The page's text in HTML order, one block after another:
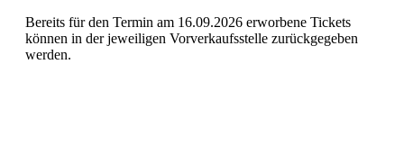
Bereits für den Termin am 16.09.2026 erworbene Tickets
können in der jeweiligen Vorverkaufsstelle zurückgegeben
werden.